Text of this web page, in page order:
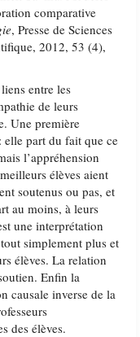
comparative
, Presse de Sciences
2012, 53 (4),
entre les
de leurs
Une première
part du fait que ce
l’appréhension
élèves aient
soutenus ou pas, et
au moins, à leurs
une interprétation
simplement plus et
élèves. La relation
Enfin la
causale inverse de la
des élèves.